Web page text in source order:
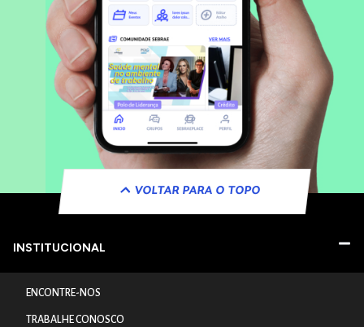
VOLTAR PARA O TOPO
INSTITUCIONAL
ENCONTRE-NOS
TRABALHE CONOSCO